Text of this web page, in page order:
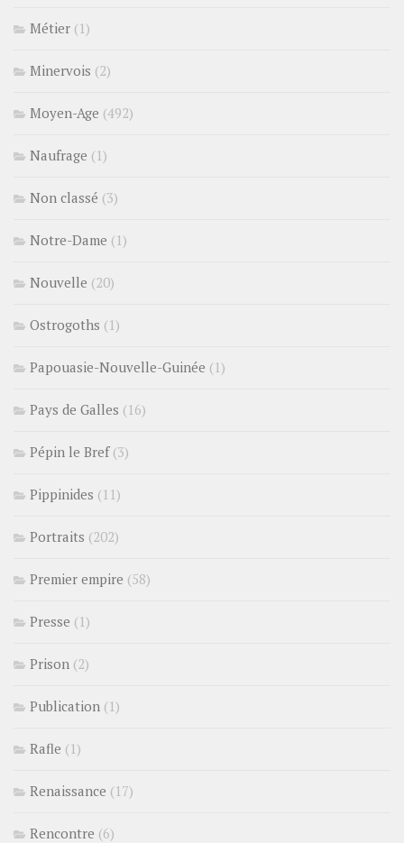
Métier (1)
Minervois (2)
Moyen-Age (492)
Naufrage (1)
Non classé (3)
Notre-Dame (1)
Nouvelle (20)
Ostrogoths (1)
Papouasie-Nouvelle-Guinée (1)
Pays de Galles (16)
Pépin le Bref(3)
Pippinides (11)
Portraits (202)
Premier empire (58)
Presse (1)
Prison (2)
Publication (1)
Rafle (1)
Renaissance (17)
Rencontre (6)